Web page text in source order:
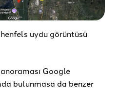
uydu görüntüsü
Google
bulunmasa da benzer